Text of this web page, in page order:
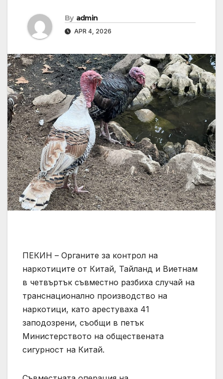
By admin
APR 4, 2026
ПЕКИН – Органите за контрол на
наркотиците от Китай, Тайланд и Виетнам
в четвъртък съвместно разбиха случай на
транснационално производство на
наркотици, като арестуваха 41
заподозрени, съобщи в петък
Министерството на обществената
сигурност на Китай.